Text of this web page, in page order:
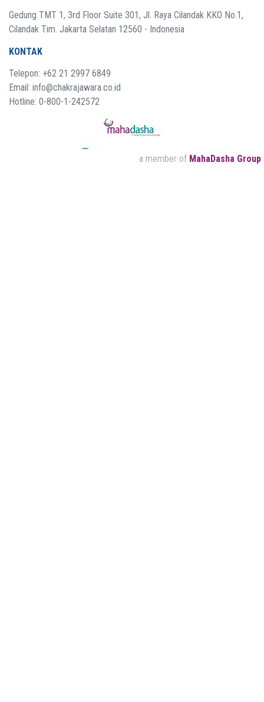
Gedung TMT 1, 3rd Floor Suite 301, Jl. Raya Cilandak KKO No.1,
Cilandak Tim. Jakarta Selatan 12560 - Indonesia
KONTAK
Telepon: +62 21 2997 6849
Email: info@chakrajawara.co.id
Hotline: 0-800-1-242572
a member of MahaDasha Group